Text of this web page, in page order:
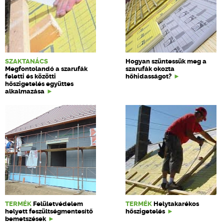
SZAKTANÁCS
Megfontolandó a szarufák
feletti és közötti
hőszigetelés együttes
alkalmazása
Hogyan szüntessük meg a
szarufák okozta
hőhidasságot?
TERMÉK Felületvédelem
helyett feszültségmentesítő
bemetszések
TERMÉK Helytakarékos
hőszigetelés